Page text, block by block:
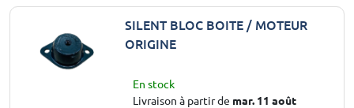
SILENT BLOC BOITE / MOTEUR
ORIGINE
En stock
Livraison à partir de mar. 11 août